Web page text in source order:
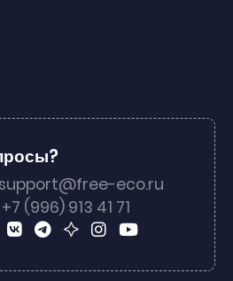
support@free-eco.ru
+7 (996) 913 41 71